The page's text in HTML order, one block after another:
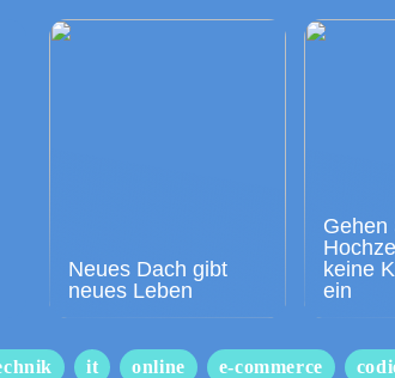
Neues Dach gibt
neues Leben
Gehen
keine
ein
it online e-commerce